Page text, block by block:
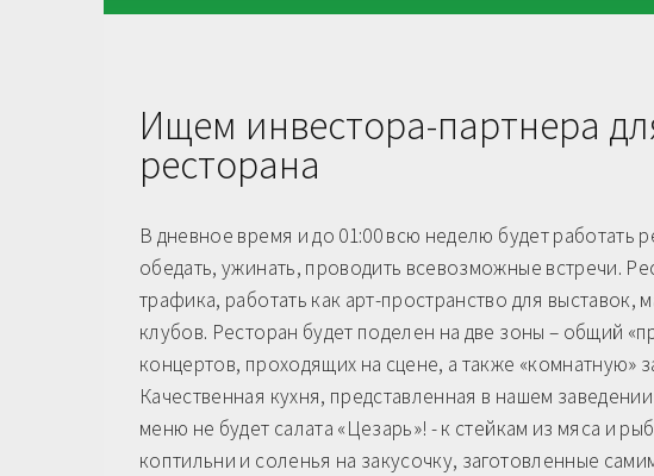
Ищем инвестора-партнера
ресторана
В дневное время и до 01:00 всю неделю будет работать
обедать, ужинать, проводить всевозможные встречи.
трафика, работать как арт-пространство для
клубов. Ресторан будет поделен на две зоны – общий
концертов, проходящих на сцене, а также «комнатную»
Качественная кухня, представленная в нашем
меню не будет салата «Цезарь»! - к стейкам из мяса и
коптильни и соленья на закусочку, заготовленные